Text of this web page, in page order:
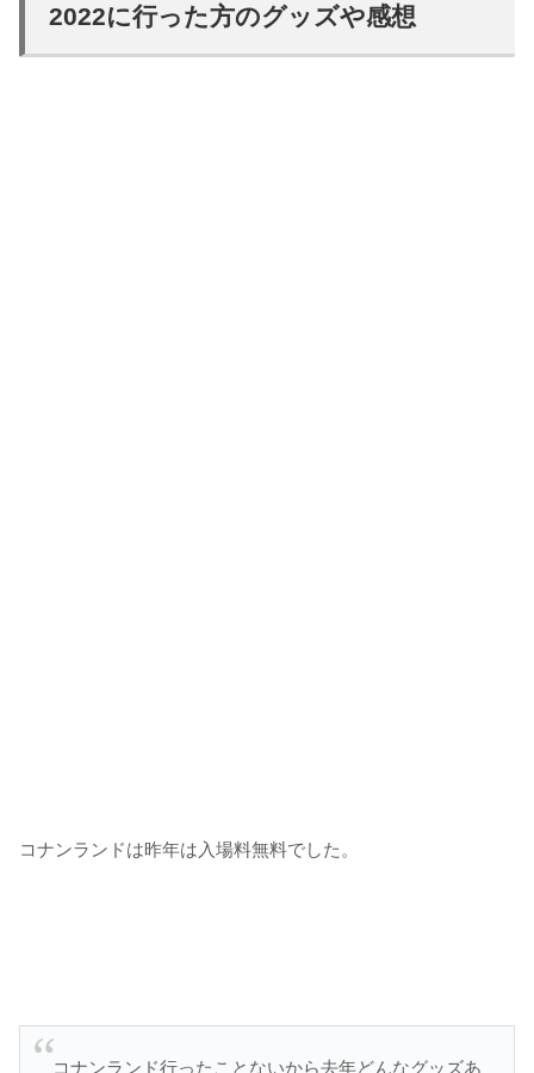
2022に行った方のグッズや感想
コナンランドは昨年は入場料無料でした。
コナンランド行ったことないから去年どんなグッズあ